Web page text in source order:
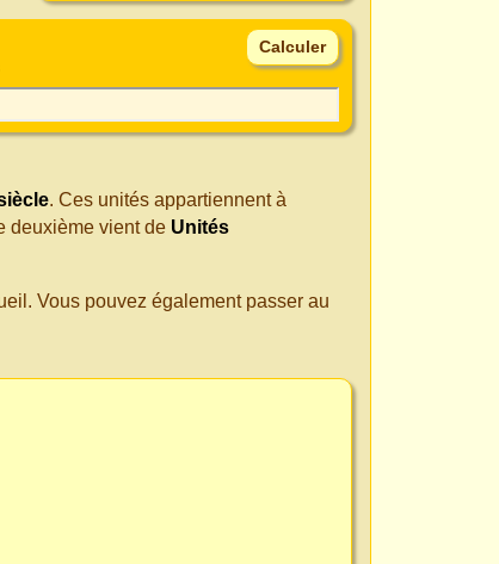
. Ces unités appartiennent à
deuxième vient de Unités
Vous pouvez également passer au